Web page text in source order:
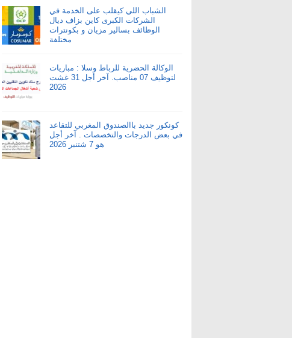
الشباب اللي كيقلب على الخدمة في
الشركات الكبرى كاين بزاف ديال
الوظائف بسالير مزيان و بكونترات
مختلفة
الوكالة الحضرية للرباط وسلا : مباريات
لتوظيف 07 مناصب. آخر أجل 31 غشت
2026
كونكور جديد باالصندوق المغربي للتقاعد
في بعض الدرجات والتخصصات . آخر أجل
هو 7 شتنبر 2026